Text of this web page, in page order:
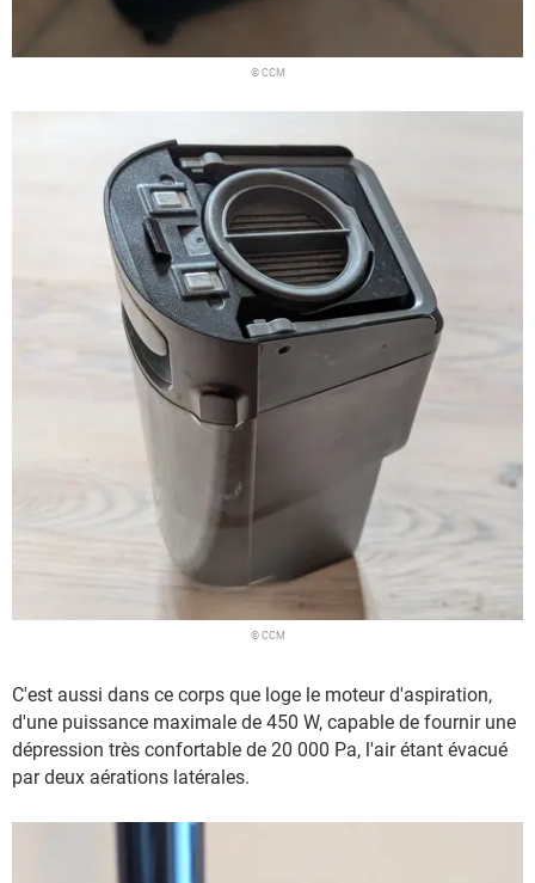
© CCM
© CCM
C'est aussi dans ce corps que loge le moteur d'aspiration,
d'une puissance maximale de 450 W, capable de fournir une
dépression très confortable de 20 000 Pa, l'air étant évacué
par deux aérations latérales.